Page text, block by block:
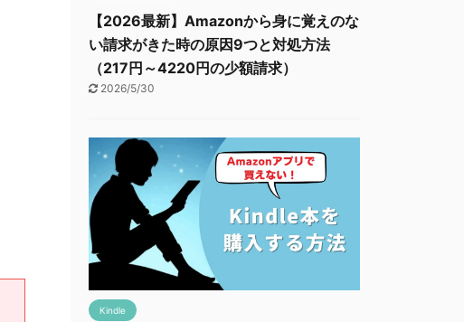
【2026最新】Amazonから身に覚えのな
い請求がきた時の原因9つと対処方法
（217円～4220円の少額請求）
2026/5/30
Kindle